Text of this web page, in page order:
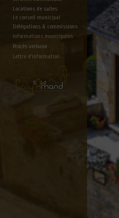
Locations de salles
Le conseil municipal
Délégations & commissions
Informations municipales
Lettre d'information
Procès verbaux